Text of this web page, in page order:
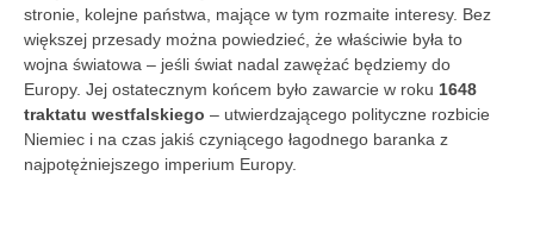
stronie, kolejne państwa, mające w tym rozmaite interesy. Bez
większej przesady można powiedzieć, że właściwie była to
wojna światowa – jeśli świat nadal zawężać będziemy do
Europy. Jej ostatecznym końcem było zawarcie w roku 1648
traktatu westfalskiego – utwierdzającego polityczne rozbicie
Niemiec i na czas jakiś czyniącego łagodnego baranka z
najpotężniejszego imperium Europy.